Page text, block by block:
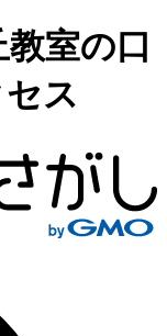
室の口
ス